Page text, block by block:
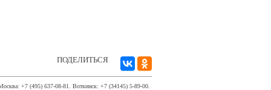
ПОДЕЛИТЬСЯ
+7 (495) 637-08-81. Воткинск: +7 (34145) 5-89-00.